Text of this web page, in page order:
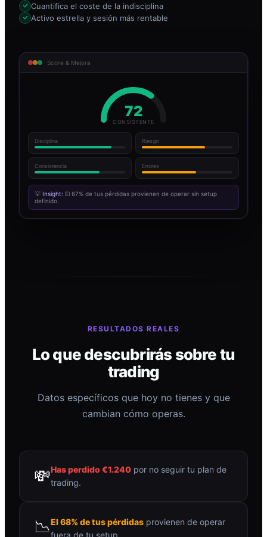
Cuantifica el coste de la indisciplina
Activo estrella y sesión más rentable
Score & Mejora
72
CONSISTENTE
Disciplina Riesgo
Consistencia Errores
💡 Insight: El 67% de tus pérdidas provienen de operar sin setup
definido.
RESULTADOS REALES
Lo que descubrirás sobre tu
trading
Datos específicos que hoy no tienes y que
cambian cómo operas.
💸Has perdido €1.240 por no seguir tu plan de
trading.
📉El 68% de tus pérdidas provienen de operar